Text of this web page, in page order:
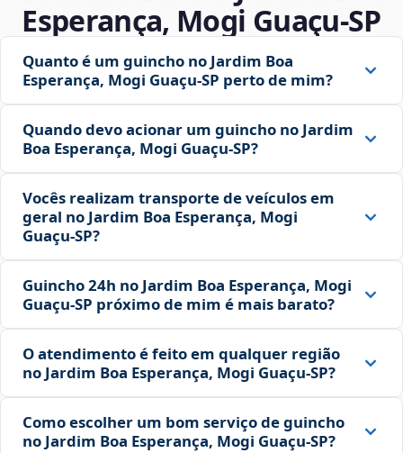
Esperança, Mogi Guaçu‑SP
Quanto é um guincho no Jardim Boa
Esperança, Mogi Guaçu‑SP perto de mim?
Quando devo acionar um guincho no Jardim
Boa Esperança, Mogi Guaçu‑SP?
Vocês realizam transporte de veículos em
geral no Jardim Boa Esperança, Mogi
Guaçu‑SP?
Guincho 24h no Jardim Boa Esperança, Mogi
Guaçu‑SP próximo de mim é mais barato?
O atendimento é feito em qualquer região
no Jardim Boa Esperança, Mogi Guaçu‑SP?
Como escolher um bom serviço de guincho
no Jardim Boa Esperança, Mogi Guaçu‑SP?